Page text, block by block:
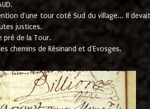
d'une tour coté Sud du village... Il
justices.
pré de la Tour.
chemins de Résinand et d'Evosges.